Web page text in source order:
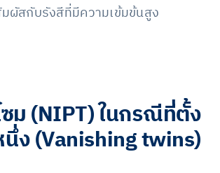
ผัสกับรังสีที่มีความเข้มข้นสูง
ม (NIPT) ในกรณีที่ตั้ง
ง (Vanishing twins)